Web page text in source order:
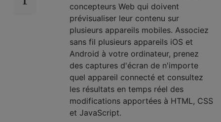
concepteurs Web qui doivent
prévisualiser leur contenu sur
plusieurs appareils mobiles. Associez
sans fil plusieurs appareils iOS et
Android à votre ordinateur, prenez
des captures d'écran de n'importe
quel appareil connecté et consultez
les résultats en temps réel des
modifications apportées à HTML, CSS
et JavaScript.